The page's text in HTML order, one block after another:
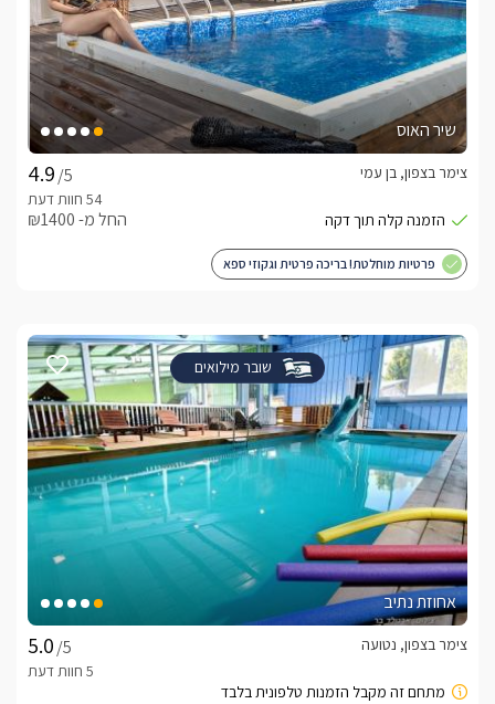
שיר האוס
/5
צימר בצפון, בן עמי
החל מ- ₪1400
פרטיות מוחלטת! בריכה פרטית וגקוזי ספא
שובר מילואים
אחוזת נתיב
/5
צימר בצפון, נטועה